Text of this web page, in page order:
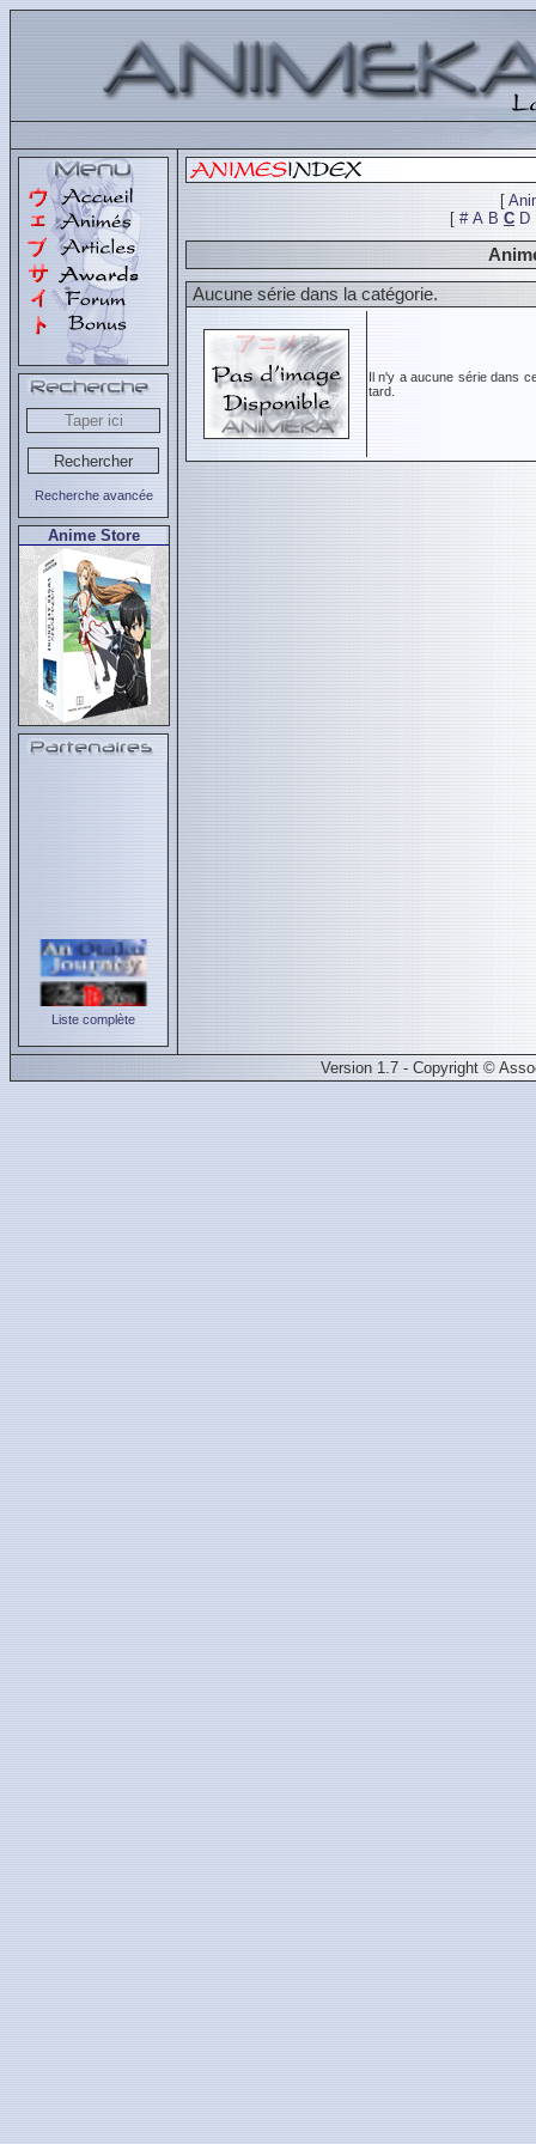
Recherche avancée
Anime Store
Liste complète
[
[ # A B C D
Aucune série dans la catégorie.
Il n'y a aucune série dans
tard.
Version 1.7 - Copyright ©